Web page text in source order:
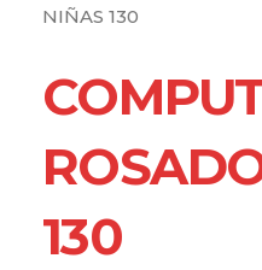
NIÑAS 130
130